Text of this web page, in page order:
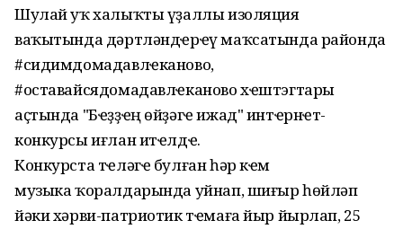
Шулай уҡ халыҡты үҙаллы изоляция
ваҡытында дәртләндҽрҽү маҡсатында районда
#сидимдомадавлҽканово,
#оставайсядомадавлҽканово хҽштэгтары
аҫтында "Бҽҙҙҽң өйҙәгҽ ижад" интҽрнҽт-
конкурсы иғлан итҽлдҽ.
Конкурста тҽләгҽ булған һәр кҽм
музыка ҡоралдарында уйнап, шиғыр һөйләп
йәки хәрви-патриотик тҽмаға йыр йырлап, 25